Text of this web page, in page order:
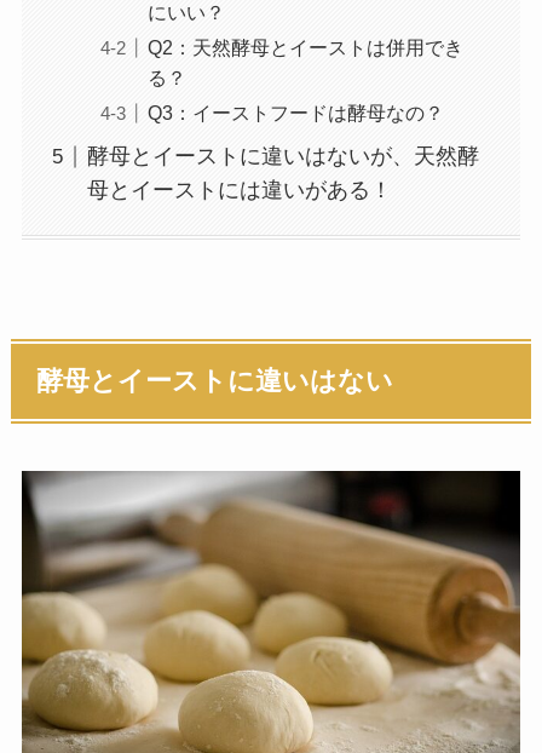
にいい？
Q2：天然酵母とイーストは併用でき
る？
Q3：イーストフードは酵母なの？
酵母とイーストに違いはないが、天然酵
母とイーストには違いがある！
酵母とイーストに違いはない